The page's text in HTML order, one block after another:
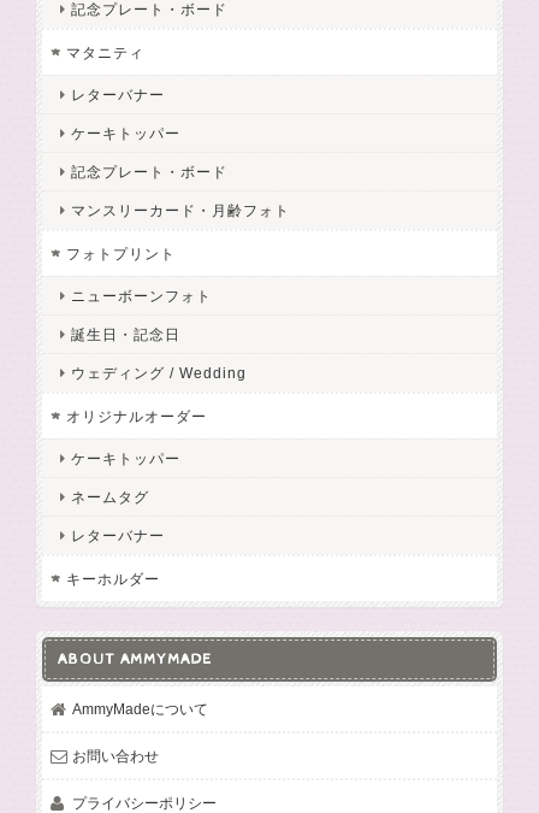
記念プレート・ボード
マタニティ
レターバナー
ケーキトッパー
記念プレート・ボード
マンスリーカード・月齢フォト
フォトプリント
ニューボーンフォト
誕生日・記念日
ウェディング / Wedding
オリジナルオーダー
ケーキトッパー
ネームタグ
レターバナー
キーホルダー
ABOUT AMMYMADE
AmmyMadeについて
お問い合わせ
プライバシーポリシー